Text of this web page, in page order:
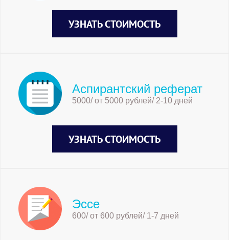
УЗНАТЬ СТОИМОСТЬ
Аспирантский реферат
5000/ от 5000 рублей/ 2-10 дней
УЗНАТЬ СТОИМОСТЬ
Эссе
600/ от 600 рублей/ 1-7 дней